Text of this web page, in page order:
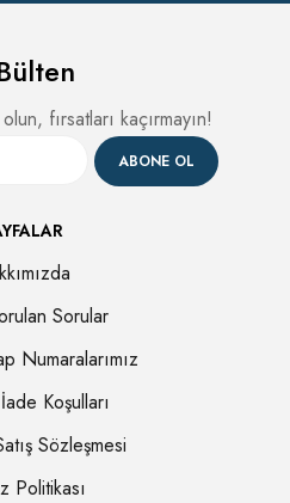
fırsatları kaçırmayın!
ABONE OL
Sorular
Numaralarımız
Koşulları
Sözleşmesi
Politikası